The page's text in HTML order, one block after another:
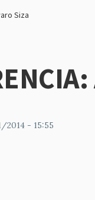
Siza
2014 - 15:55